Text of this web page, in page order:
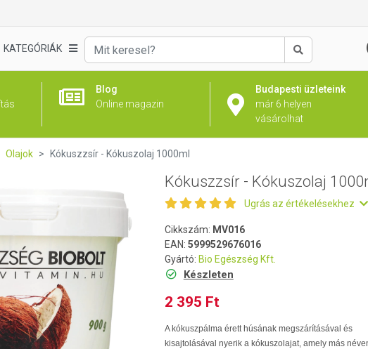
KATEGÓRIÁK
Keresés
Blog
Online magazin
Budapesti üzleteink
már 6 helyen
vásárolhat
Olajok Kókuszzsír - Kókuszolaj 1000ml
Kókuszzsír - Kókuszolaj
Ugrás az értékelésekhez
Cikkszám: MV016
EAN: 5999529676016
Gyártó: Bio Egészség Kft.
Készleten
2 395 Ft
A kókuszpálma érett húsának megszárításával és
kisajtolásával nyerik a kókuszolajat, amely más